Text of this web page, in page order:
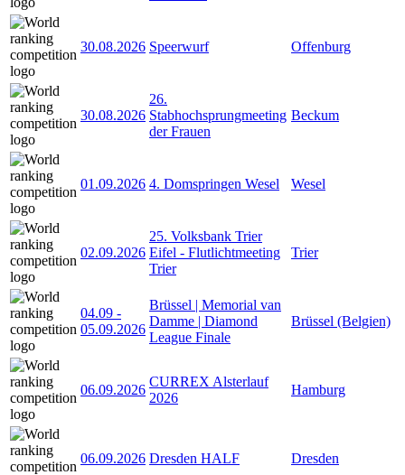
30.08.2026 Speerwurf Offenburg
30.08.2026
26.
Stabhochsprungmeeting
der Frauen
Beckum
01.09.2026 4. Domspringen Wesel Wesel
02.09.2026
25. Volksbank Trier
Eifel - Flutlichtmeeting
Trier
Trier
04.09 -
05.09.2026
Brüssel | Memorial van
Damme | Diamond
League Finale
Brüssel (Belgien)
06.09.2026
CURREX Alsterlauf
2026
Hamburg
06.09.2026 Dresden HALF Dresden